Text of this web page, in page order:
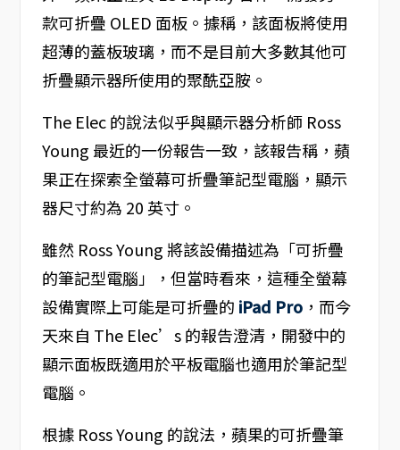
款可折疊 OLED 面板。據稱，該面板將使用
超薄的蓋板玻璃，而不是目前大多數其他可
折疊顯示器所使用的聚酰亞胺。
The Elec 的說法似乎與顯示器分析師 Ross
Young 最近的一份報告一致，該報告稱，蘋
果正在探索全螢幕可折疊筆記型電腦，顯示
器尺寸約為 20 英寸。
雖然 Ross Young 將該設備描述為「可折疊
的筆記型電腦」，但當時看來，這種全螢幕
設備實際上可能是可折疊的 iPad Pro，而今
天來自 The Elec’s 的報告澄清，開發中的
顯示面板既適用於平板電腦也適用於筆記型
電腦。
根據 Ross Young 的說法，蘋果的可折疊筆